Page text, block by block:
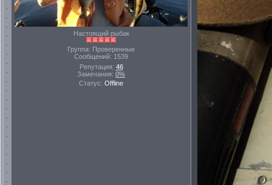
Настоящий рыбак
Группа: Проверенные
Сообщений: 1539
Репутация: 46
Замечания: 0%
Статус: Offline